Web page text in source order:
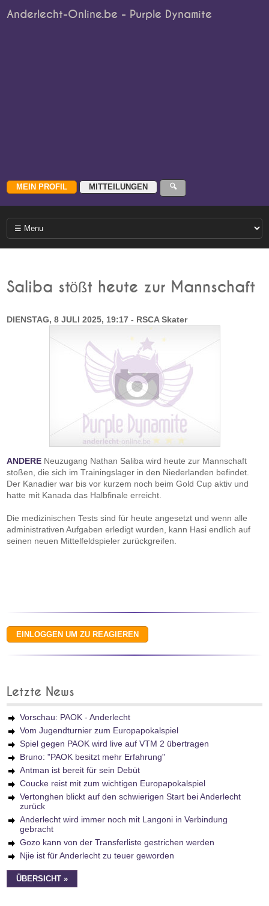
Anderlecht-Online.be - Purple Dynamite
Saliba stößt heute zur Mannschaft
DIENSTAG, 8 JULI 2025, 19:17 - RSCA Skater
ANDERE Neuzugang Nathan Saliba wird heute zur Mannschaft
stoßen, die sich im Trainingslager in den Niederlanden befindet.
Der Kanadier war bis vor kurzem noch beim Gold Cup aktiv und
hatte mit Kanada das Halbfinale erreicht.
Die medizinischen Tests sind für heute angesetzt und wenn alle
administrativen Aufgaben erledigt wurden, kann Hasi endlich auf
seinen neuen Mittelfeldspieler zurückgreifen.
Letzte News
Vorschau: PAOK - Anderlecht
Vom Jugendturnier zum Europapokalspiel
Spiel gegen PAOK wird live auf VTM 2 übertragen
Bruno: "PAOK besitzt mehr Erfahrung"
Antman ist bereit für sein Debüt
Coucke reist mit zum wichtigen Europapokalspiel
Vertonghen blickt auf den schwierigen Start bei Anderlecht
zurück
Anderlecht wird immer noch mit Langoni in Verbindung
gebracht
Gozo kann von der Transferliste gestrichen werden
Njie ist für Anderlecht zu teuer geworden
ÜBERSICHT »